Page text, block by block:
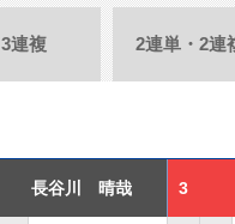
3連複 2連単・2連
長谷川 晴哉 3